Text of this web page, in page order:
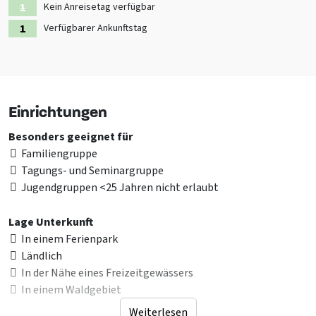
Kein Anreisetag verfügbar
Verfügbarer Ankunftstag
Einrichtungen
Lage Unterkunft
In einem Ferienpark
Ländlich
In der Nähe eines Freizeitgewässers
In einem Waldgebiet
Besonders geeignet für
Familiengruppe
Tagungs- und Seminargruppe
Jugendgruppen <25 Jahren nicht erlaubt
Weiterlesen